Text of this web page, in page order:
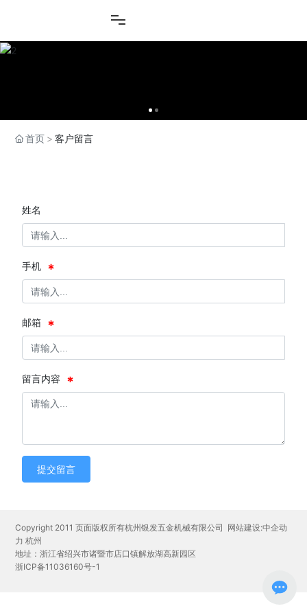
首页 客户留言
姓名
手机
邮箱
留言内容
提交留言
Copyright 2011 页面版权所有杭州银发五金机械有限公司 网站建设:中企动
力 杭州
地址：浙江省绍兴市诸暨市店口镇解放湖高新园区
浙ICP备11036160号-1